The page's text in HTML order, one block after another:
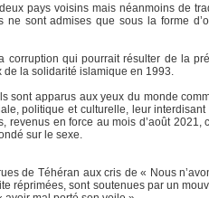
pays voisins mais néanmoins de
ne sont admises que sous la forme
corruption qui pourrait résulter de la
la solidarité islamique en 1993.
sont apparus aux yeux du monde
politique et culturelle, leur interdisant
en force au mois d’août 2021,
sur le sexe.
de Téhéran aux cris de « Nous
réprimées, sont soutenues par un